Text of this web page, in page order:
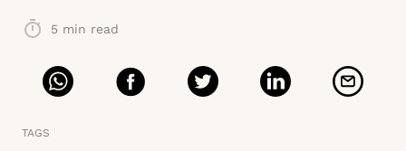
5 min read
TAGS